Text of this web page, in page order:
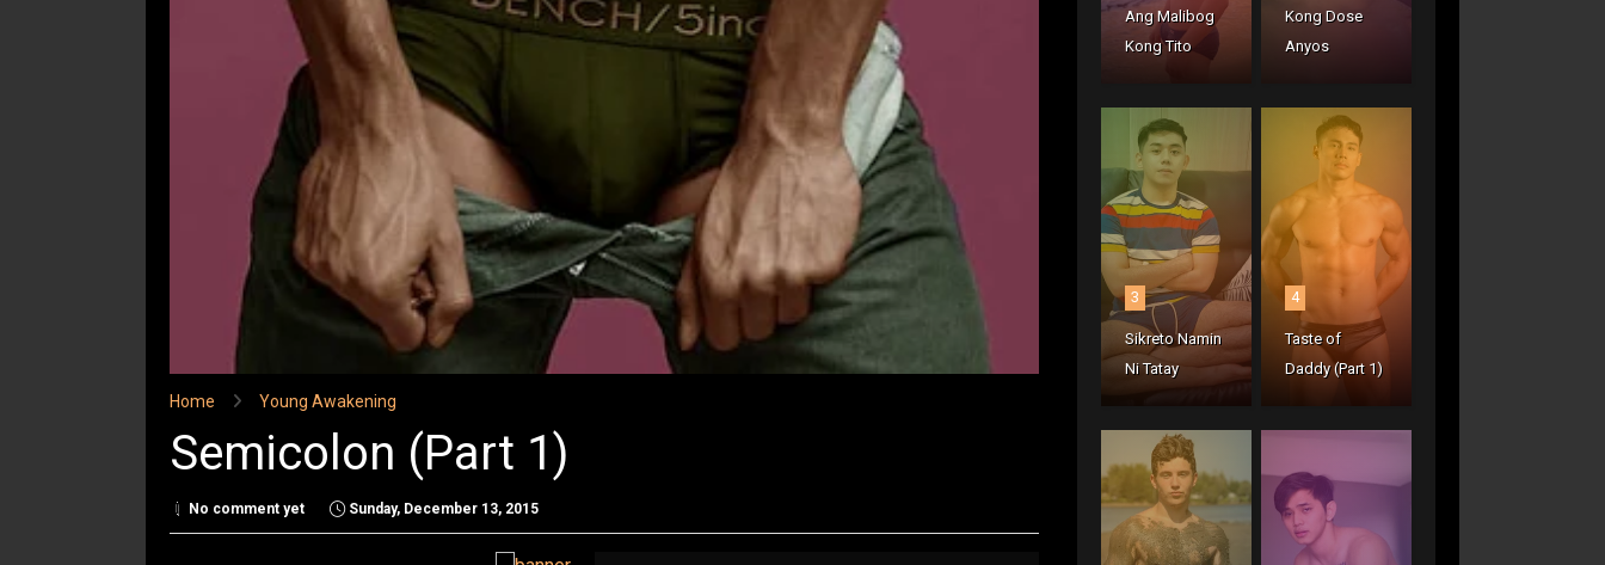
Home Young Awakening
Semicolon (Part 1)
No comment yet Sunday, December 13, 2015
Ang Malibog
Kong Tito
Kong Dose
Anyos
3
Sikreto Namin
Ni Tatay
4
Taste of
Daddy (Part 1)